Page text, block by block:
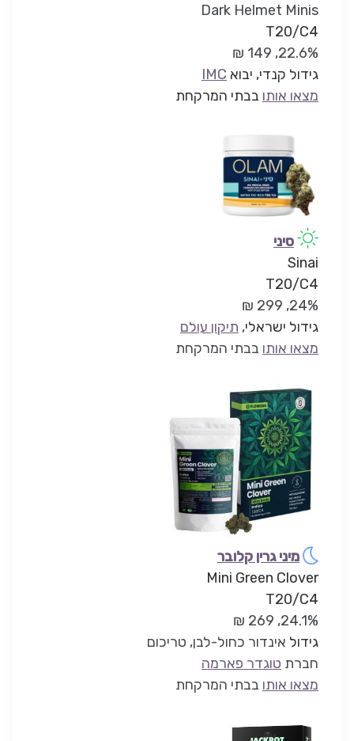
Dark Helmet Minis
T20/C4
22.6%, 149 ₪
גידול קנדי, יבוא IMC
מצאו אותו בבתי המרקחת
סיני
Sinai
T20/C4
24%, 299 ₪
גידול ישראלי, תיקון עולם
מצאו אותו בבתי המרקחת
מיני גרין קלובר
Mini Green Clover
T20/C4
24.1%, 269 ₪
גידול אינדור כחול-לבן, טריכום
חברת טוגדר פארמה
מצאו אותו בבתי המרקחת